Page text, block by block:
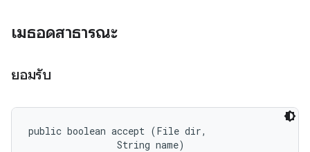
เมธอดสาธารณะ
ยอมรับ
public boolean accept (File dir,
                String name)